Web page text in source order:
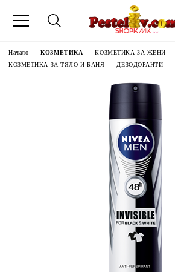
Начало КОЗМЕТИКА
КОЗМЕТИКА ЗА ЖЕНИ
КОЗМЕТИКА ЗА ТЯЛО И БАНЯ
ДЕЗОДОРАНТИ